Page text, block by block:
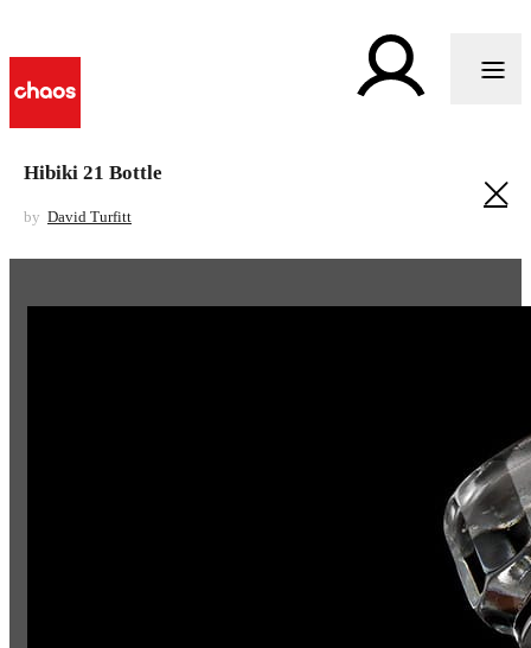
Hibiki 21 Bottle
by David Turfitt